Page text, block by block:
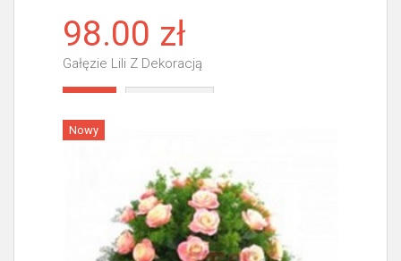
98.00 zł
Gałęzie Lili Z Dekoracją
Nowy